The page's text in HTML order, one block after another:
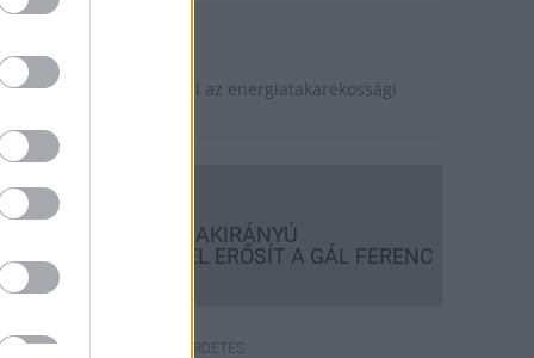
fényt!
Kaposvár is szerepet vállal az energiatakarékossági
hírek
KECSKEMÉTEN IS SZAKIRÁNYÚ
TOVÁBBKÉPZÉSEKKEL ERŐSÍT A GÁL FERENC
HÍRDETÉS